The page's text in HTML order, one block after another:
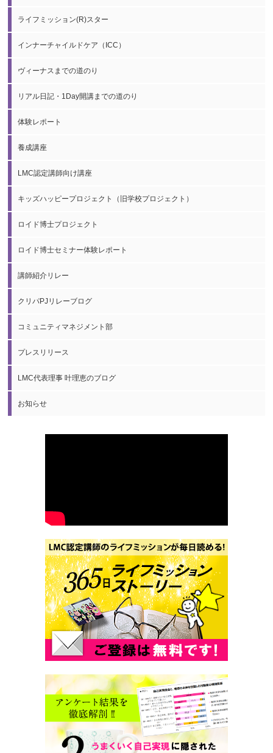
ライフミッション(R)スター
インナーチャイルドケア（ICC）
ヴィーナスまでの道のり
リアル日記・1Day開講までの道のり
体験レポート
養成講座
LMC認定講師向け講座
キッズハッピープロジェクト（旧学校プロジェクト）
ロイド博士プロジェクト
ロイド博士セミナー体験レポート
講師紹介リレー
クリパPJリレーブログ
コミュニティマネジメント部
プレスリリース
LMC代表理事 叶理恵のブログ
お知らせ